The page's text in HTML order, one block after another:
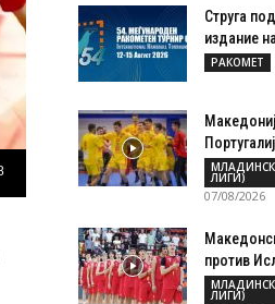
Струга
издание
РАКОМЕТ
ЛИГИ)
07/08/2026
против
ЛИГИ)